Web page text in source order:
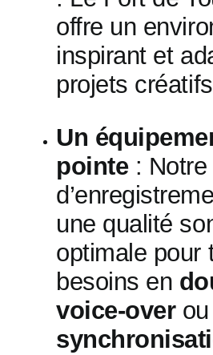
offre un
inspirant et
projets
Un
pointe: Notre
une qualité
optimale pour
besoins en
voice-overou